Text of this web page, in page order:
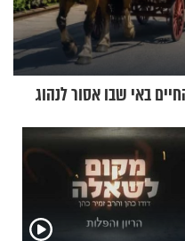
באי שבו אסור לנהוג